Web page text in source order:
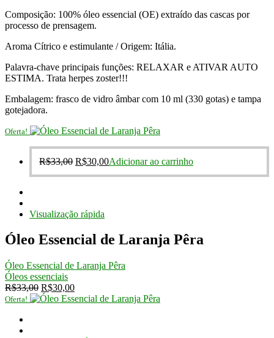
R$80,00.R$60,00.
Composição: 100% óleo essencial (OE) extraído das cascas por
processo de prensagem.
Aroma Cítrico e estimulante / Origem: Itália.
Palavra-chave principais funções: RELAXAR e ATIVAR AUTO
ESTIMA. Trata herpes zoster!!!
Embalagem: frasco de vidro âmbar com 10 ml (330 gotas) e tampa
gotejadora.
Oferta!
R$33,00 O
R$30,00O
Adicionar ao carrinho
Visualização rápida
Óleo Essencial de Laranja Pêra
Óleo Essencial de Laranja Pêra
Óleos essenciais
R$33,00 O
preço
R$30,00O
preço
Oferta!